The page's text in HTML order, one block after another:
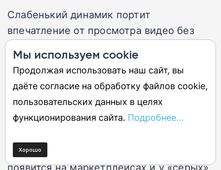
Слабенький динамик портит
впечатление от просмотра видео без
наушников.
Цена и доступность в России
OnePlus официально с российского
рынка ушел, но свято место пусто не
были популярны, так что CE5 точно
появится на маркетплейсах и у «серых»
Мы используем cookie
Продолжая использовать наш сайт, вы
даёте согласие на обработку файлов cookie,
пользовательских данных в целях
функционирования сайта. Подробнее...